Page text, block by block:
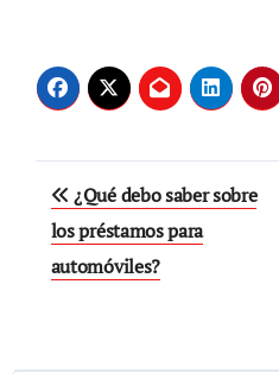
Navegación
de
entradas
¿Qué debo saber sobre
los préstamos para
automóviles?